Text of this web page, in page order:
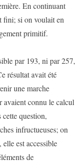
En continuant
fini; si on voulait en
primitif.
par 193, ni par 257,
résultat avait été
une marche
avaient connu le calcul
cette question,
infructueuses; on
est accessible
de